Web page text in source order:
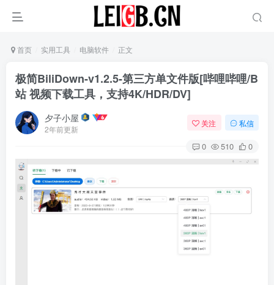
首页 实用工具 电脑软件 正文
极简BiliDown-v1.2.5-第三方单文件版[哔哩哔哩/B
站 视频下载工具，支持4K/HDR/DV]
夕子小屋
2年前更新
关注 私信
0 510 0